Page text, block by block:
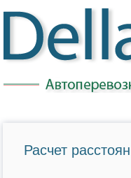
Расчет